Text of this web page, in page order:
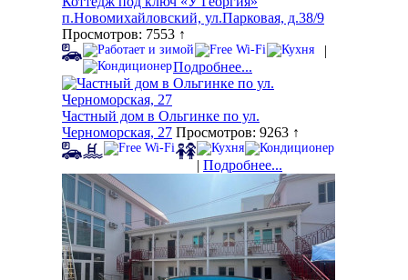
п.Новомихайловский, ул.Парковая, д.38/9
Просмотров: 7553 ↑
|
Подробнее...
Частный дом в Ольгинке по ул.
Черноморская, 27 Просмотров: 9263 ↑
| Подробнее...